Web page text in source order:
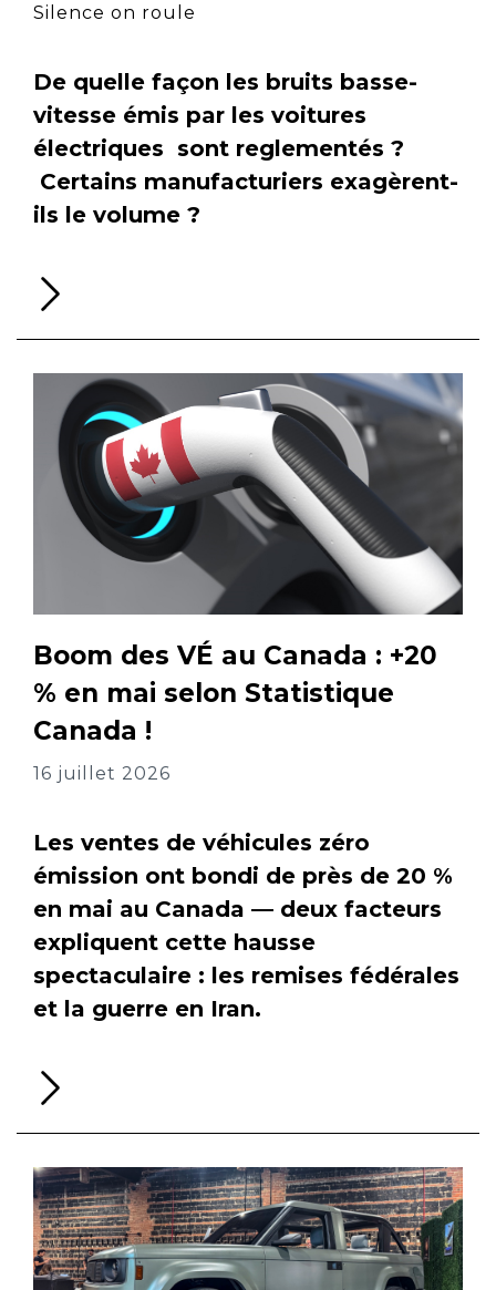
Silence on roule
De quelle façon les bruits basse-
vitesse émis par les voitures
électriques sont reglementés ?
Certains manufacturiers exagèrent-
ils le volume ?
Boom des VÉ au Canada : +20
% en mai selon Statistique
Canada !
16 juillet 2026
Les ventes de véhicules zéro
émission ont bondi de près de 20 %
en mai au Canada — deux facteurs
expliquent cette hausse
spectaculaire : les remises fédérales
et la guerre en Iran.